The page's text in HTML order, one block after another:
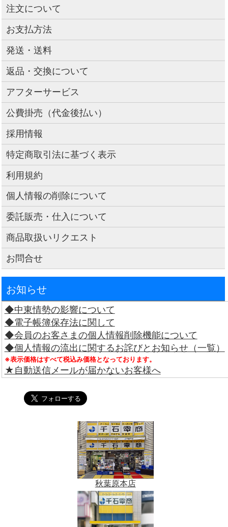
注文について
お支払方法
発送・送料
返品・交換について
アフターサービス
公費掛売（代金後払い）
採用情報
特定商取引法に基づく表示
利用規約
個人情報の削除について
委託販売・仕入について
商品取扱いリクエスト
お問合せ
お知らせ
◆中東情勢の影響について
◆電子帳簿保存法に関して
◆会員のお客さまの個人情報削除機能について
◆個人情報の流出に関するお詫びとお知らせ（一覧）
※表示価格はすべて税込み価格となっております。
★自動送信メールが届かないお客様へ
秋葉原本店